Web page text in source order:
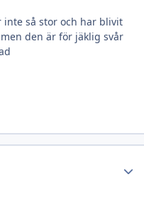
så stor och har blivit
den är för jäklig svår